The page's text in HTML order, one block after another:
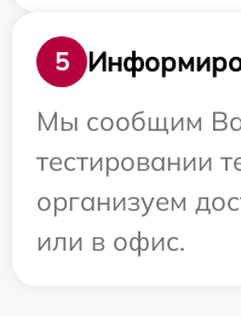
5
Мы сообщим
тестировании
организуем
или в офис.